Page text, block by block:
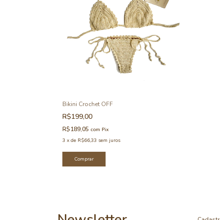
Bikini Crochet OFF
R$199,00
R$189,05 com Pix
3 x de R$66,33 sem juros
Comprar